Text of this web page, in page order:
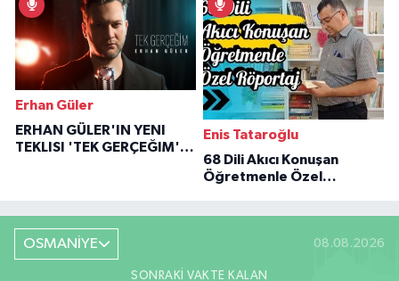
Erhan Güler
ERHAN GÜLER'IN YENI
TEKLISI 'TEK GERÇEĞIM'LE
Enis Tataroğlu
68 Dili Akıcı Konuşan
Öğretmenle Özel
OSMANİYE 08.08.2026
SONRAKI VAKTE KALAN